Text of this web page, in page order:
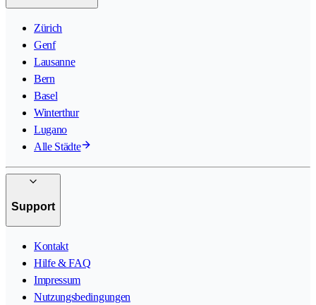
Zürich
Genf
Lausanne
Bern
Basel
Winterthur
Lugano
Alle Städte
Support
Kontakt
Hilfe & FAQ
Impressum
Nutzungsbedingungen